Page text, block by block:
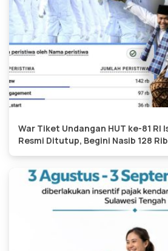
War Tiket Undangan HUT ke-81 RI
Resmi Ditutup, Begini Nasib 128